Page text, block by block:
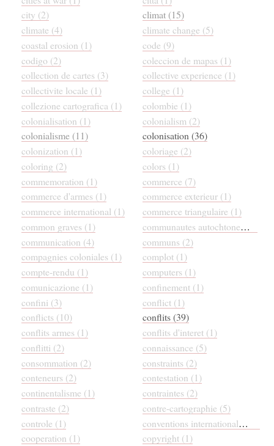
city (2)
climat (15)
climate (4)
climate change (5)
coastal erosion (1)
code (9)
codigo (2)
coleccion de mapas (1)
collection de cartes (3)
collective experience (1)
collectivite locale (1)
college (1)
collezione cartografica (1)
colombie (1)
colonialisation (1)
colonialism (2)
colonialisme (11)
colonisation (36)
colonization (1)
coloriage (2)
coloring (2)
colors (1)
commemoration (1)
commerce (7)
commerce d'armes (1)
commerce exterieur (1)
commerce international (1)
commerce triangulaire (1)
common graves (1)
communautes autochtones (1)
communication (4)
communs (2)
compagnies coloniales (1)
complot (1)
compte-rendu (1)
computers (1)
comunicazione (1)
confinement (1)
confini (3)
conflict (1)
conflicts (10)
conflits (39)
conflits armes (1)
conflits d'interet (1)
conflitti (2)
connaissance (5)
consommation (2)
constraints (2)
conteneurs (2)
contestation (1)
continentalisme (1)
contraintes (2)
contraste (2)
contre-cartographie (5)
controle (1)
conventions internationales (1)
cooperation (1)
copyright (1)